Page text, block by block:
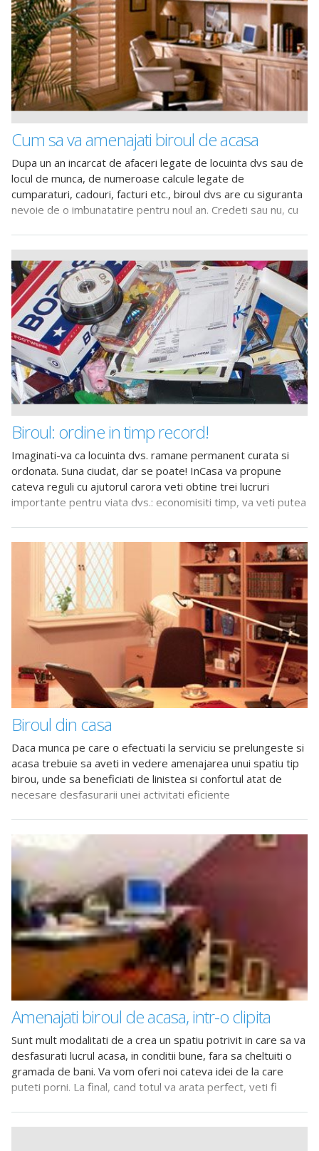
Cum sa va amenajati biroul de acasa
Dupa un an incarcat de afaceri legate de locuinta dvs sau de
locul de munca, de numeroase calcule legate de
cumparaturi, cadouri, facturi etc., biroul dvs are cu siguranta
nevoie de o imbunatatire pentru noul an. Credeti sau nu, cu
Biroul: ordine in timp record!
Imaginati-va ca locuinta dvs. ramane permanent curata si
ordonata. Suna ciudat, dar se poate! InCasa va propune
cateva reguli cu ajutorul carora veti obtine trei lucruri
importante pentru viata dvs.: economisiti timp, va veti putea
Biroul din casa
Daca munca pe care o efectuati la serviciu se prelungeste si
acasa trebuie sa aveti in vedere amenajarea unui spatiu tip
birou, unde sa beneficiati de linistea si confortul atat de
necesare desfasurarii unei activitati eficiente
Amenajati biroul de acasa, intr-o clipita
Sunt mult modalitati de a crea un spatiu potrivit in care sa va
desfasurati lucrul acasa, in conditii bune, fara sa cheltuiti o
gramada de bani. Va vom oferi noi cateva idei de la care
puteti porni. La final, cand totul va arata perfect, veti fi